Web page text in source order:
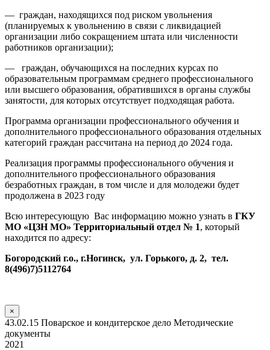
— граждан, находящихся под риском увольнения
(планируемых к увольнению в связи с ликвидацией
организации либо сокращением штата или численности
работников организации);
— граждан, обучающихся на последних курсах по
образовательным программам среднего профессионального
или высшего образования, обратившихся в органы службы
занятости, для которых отсутствует подходящая работа.
Программа организации профессионального обучения и
дополнительного профессионального образования отдельных
категорий граждан рассчитана на период до 2024 года.
Реализация программы профессионального обучения и
дополнительного профессионального образования
безработных граждан, в том числе и для молодежи будет
продолжена в 2023 году
Всю интересующую Вас информацию можно узнать в ГКУ
МО «ЦЗН МО» Территориальный отдел № 1, который
находится по адресу:
Богородский г.о., г.Ногинск, ул. Горького, д. 2, тел.
8(496)7)5112764
×
43.02.15 Поварское и кондитерское дело Методические
документы
2021